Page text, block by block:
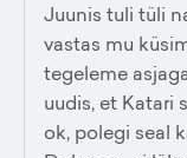
Juunis tuli tüli
vastas mu
tegeleme
uudis, et Katari
ok, polegi seal